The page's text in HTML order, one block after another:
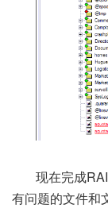
现在完成
有问题的文件和